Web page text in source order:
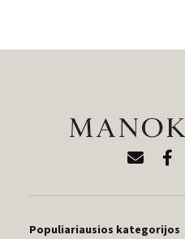
369,90 €
Populiariausios kategorijos